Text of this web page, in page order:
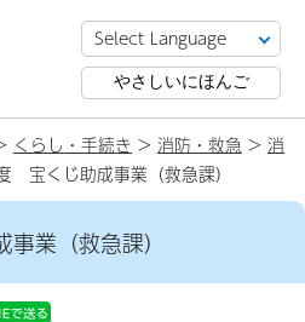
やさしいにほんご
くらし・手続き > 消防・救急 > 消
宝くじ助成事業（救急課）
業（救急課）